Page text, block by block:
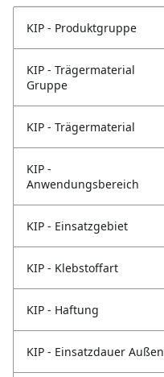
KIP - Produktgruppe
KIP - Trägermaterial
Gruppe
KIP - Trägermaterial
KIP -
Anwendungsbereich
KIP - Einsatzgebiet
KIP - Klebstoffart
KIP - Haftung
KIP - Einsatzdauer Außen